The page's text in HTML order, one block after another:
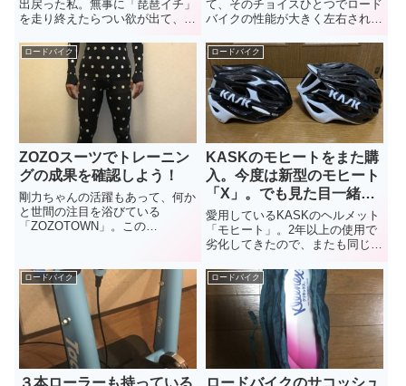
出戻った私。無事に「琵琶イチ」
を走り終えたらつい欲が出て、つ
ジ。どのくらいの時間で走れる
の？強度は？注意するポイント
は？などなど、書いてみたいと思
います。
て、そのチョイスひとつでロード
バイクの性能が大きく左右される
選んだのはカンパニョーロの「ユ
ーラス」というホイール。なぜこ
のカンパニョーロの「ユーラス」
を選んだのか、その理由をお話し
します。
ロードバイク
ZOZOスーツでトレーニン
グの成果を確認しよう！
剛力ちゃんの活躍もあって、何か
と世間の注目を浴びている
「ZOZOTOWN」。この
皆さんも一度は耳にしたことがあ
るんじゃないでしょうか？この全
身を計測する「ZOZOスーツ」、
トレーニングの成果を計測するの
に、けっこう使えちゃうんです。
ロードバイク
KASKのモヒートをまた購
入。今度は新型のモヒート
「X」。でも見た目一緒な
んだけど。。。
愛用しているKASKのヘルメット
「モヒート」。2年以上の使用で
劣化してきたので、またも同じ
の「モヒートX」。旧型と何が変
わったのか、ヘルメットはいつ交
換するのがいいのかなど、調べて
みたので書いてみたいと思いま
ロードバイク ロードバイク